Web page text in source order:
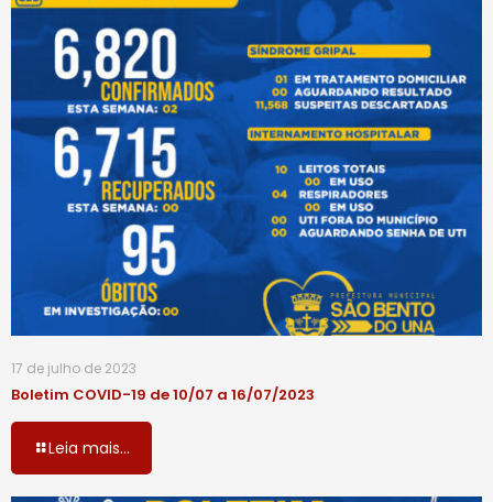
17 de julho de 2023
Boletim COVID-19 de 10/07 a 16/07/2023
Leia mais...